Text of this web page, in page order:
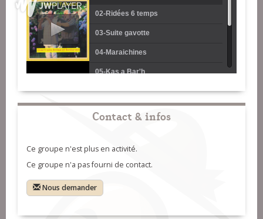
02-Ridées 6 temps
03-Suite gavotte
04-Maraichines
05-Kas a Bar'h
06-Suite Plinn
07-Ronds de Saint-Vincent
09-Tours
10-Airs d'Asturies
Contact & infos
Ce groupe n'est plus en activité.
Ce groupe n'a pas fourni de contact.
Nous demander